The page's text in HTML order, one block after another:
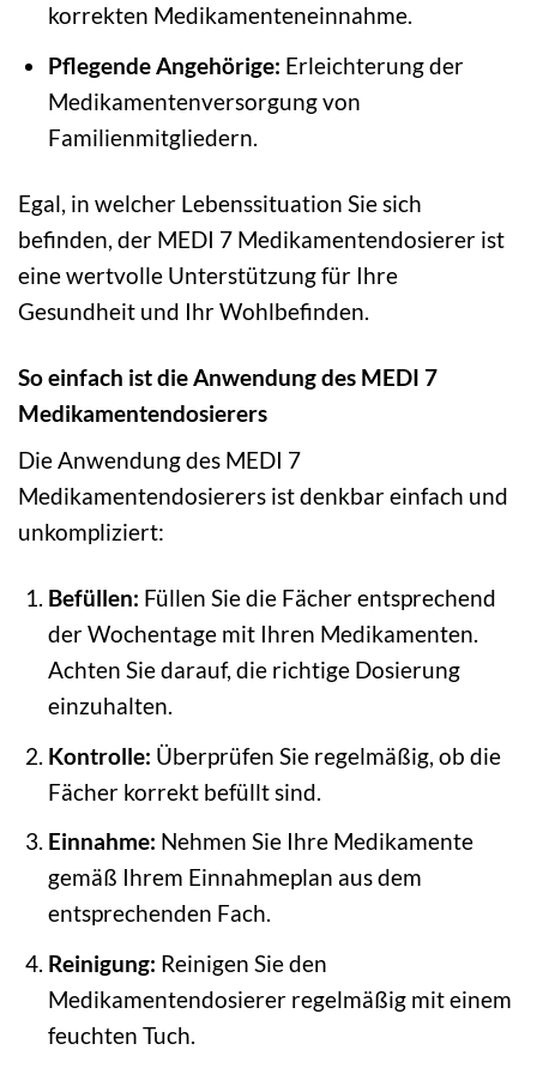
korrekten Medikamenteneinnahme.
Pflegende Angehörige: Erleichterung der
Medikamentenversorgung von
Familienmitgliedern.
Egal, in welcher Lebenssituation Sie sich
befinden, der MEDI 7 Medikamentendosierer ist
eine wertvolle Unterstützung für Ihre
Gesundheit und Ihr Wohlbefinden.
So einfach ist die Anwendung des MEDI 7
Medikamentendosierers
Die Anwendung des MEDI 7
Medikamentendosierers ist denkbar einfach und
unkompliziert:
Befüllen: Füllen Sie die Fächer entsprechend
der Wochentage mit Ihren Medikamenten.
Achten Sie darauf, die richtige Dosierung
einzuhalten.
Kontrolle: Überprüfen Sie regelmäßig, ob die
Fächer korrekt befüllt sind.
Einnahme: Nehmen Sie Ihre Medikamente
gemäß Ihrem Einnahmeplan aus dem
entsprechenden Fach.
Reinigung: Reinigen Sie den
Medikamentendosierer regelmäßig mit einem
feuchten Tuch.